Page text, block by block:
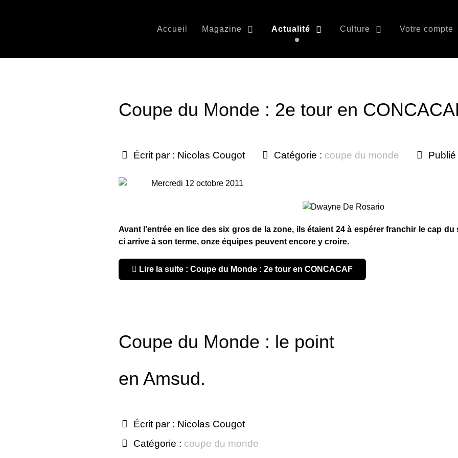
Accueil Magazine Actualité Culture Votre compte
Coupe du Monde : 2e tour en
Écrit par : Nicolas Cougot Catégorie : coupe du monde
Mercredi 12 octobre 2011
Avant l’entrée en lice des six gros de la zone, ils étaient 24 à espérer franchir le cap
ci arrive à son terme, onze équipes peuvent encore y croire.
Lire la suite : Coupe du Monde : 2e tour en CONCACAF
Coupe du Monde : le point
en Amsud.
Écrit par : Nicolas Cougot
Catégorie : coupe du monde